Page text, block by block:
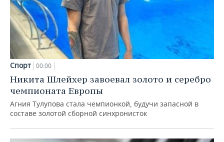
Спорт 00:00
Никита Шлейхер завоевал золото и серебро
чемпионата Европы
Агния Тулупова стала чемпионкой, будучи запасной в
составе золотой сборной синхронисток